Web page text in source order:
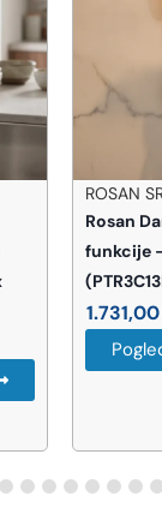
PEDROLO
PUMPA